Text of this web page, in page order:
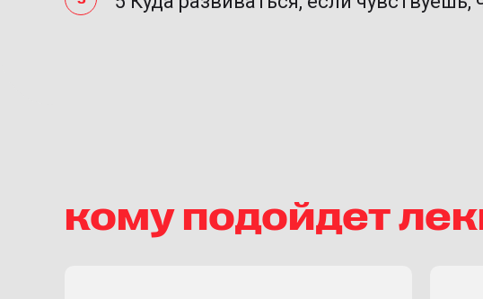
кому подойдет